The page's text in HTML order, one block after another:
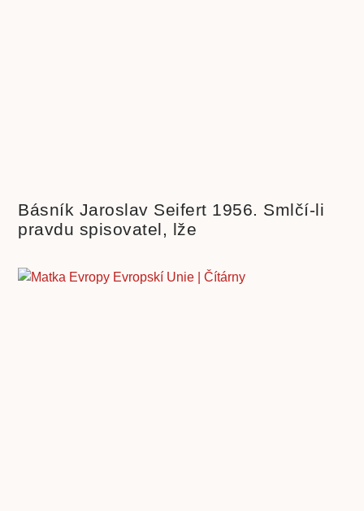
Básník Jaroslav Seifert 1956. Smlčí-li
pravdu spisovatel, lže